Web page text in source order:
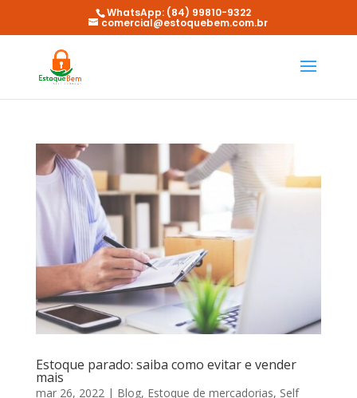
WhatsApp: (84) 99810-9322
comercial@estoquebem.com.br
Estoque parado: saiba como evitar e vender
mais
mar 26, 2022| Blog, Estoque de mercadorias, Self